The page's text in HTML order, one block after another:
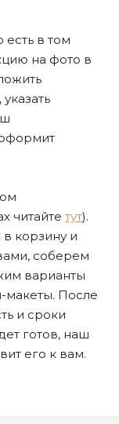
есть в том
на фото в
читайте тут).
корзину и
соберем
варианты
макеты. После
и сроки
готов, наш
его к вам.